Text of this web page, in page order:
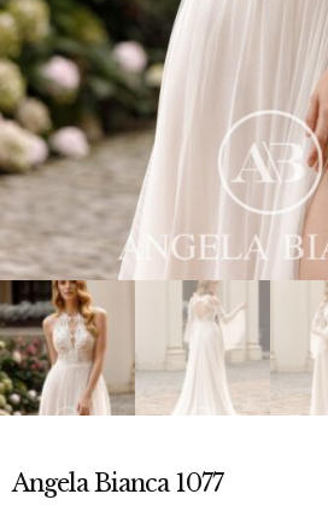
Angela Bianca 1077